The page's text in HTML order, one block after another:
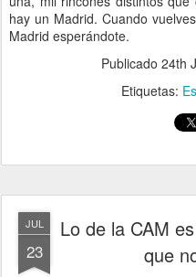
hay un Madrid. Cuando
Madrid esperándote.
Publicado 24th
Etiquetas:
JUL
23
Lo de la CAM
que